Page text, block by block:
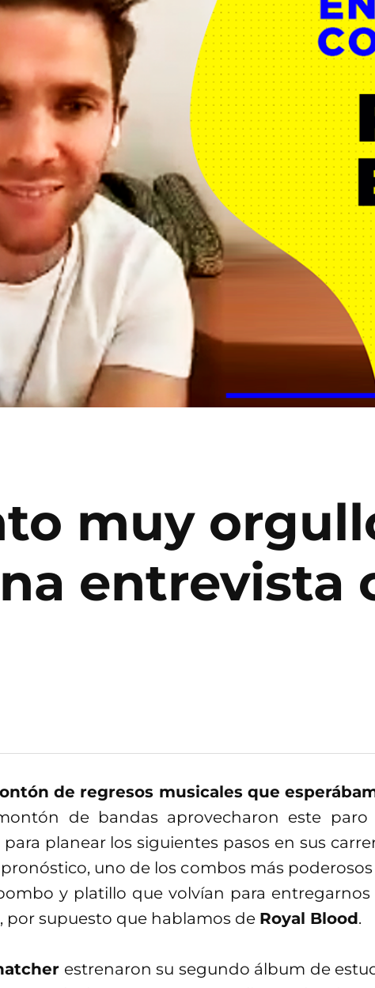
muy
entrevista
de regresos musicales que
de bandas aprovecharon este paro
planear los siguientes pasos en sus
uno de los combos más
y platillo que volvían para entregarnos
por supuesto que hablamos de Royal Blood.
estrenaron su segundo álbum de